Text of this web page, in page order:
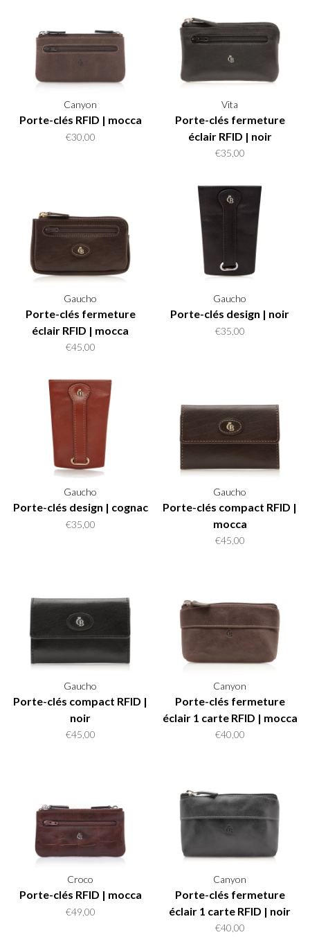
Canyon
Porte-clés RFID | mocca
€30,00
Vita
Porte-clés fermeture
éclair RFID | noir
€35,00
Gaucho
Porte-clés fermeture
éclair RFID | mocca
€45,00
Gaucho
Porte-clés design | noir
€35,00
Gaucho
Porte-clés design | cognac
€35,00
Gaucho
Porte-clés compact RFID |
mocca
€45,00
Gaucho
Porte-clés compact RFID |
noir
€45,00
Canyon
Porte-clés fermeture
éclair 1 carte RFID | mocca
€40,00
Croco
Porte-clés RFID | mocca
€49,00
Canyon
Porte-clés fermeture
éclair 1 carte RFID | noir
€40,00